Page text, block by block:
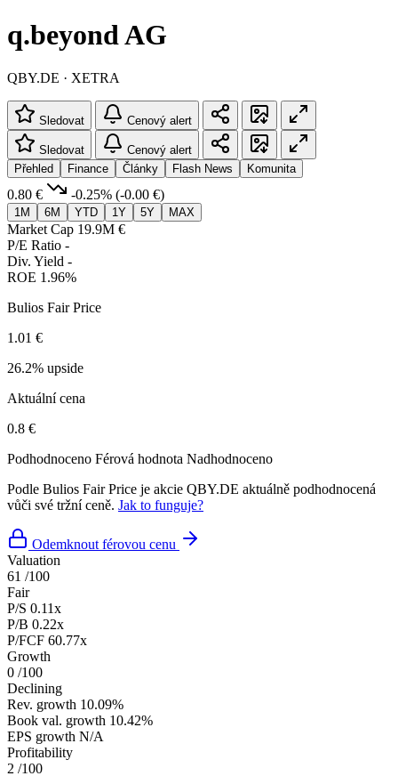
q.beyond AG
QBY.DE · XETRA
Sledovat Cenový alert
Sledovat
Cenový alert
Přehled
Finance Články Flash News Komunita
0.80 € -0.25% (-0.00 €)
1M 6M YTD 1Y 5Y MAX
Market Cap 19.9M €
P/E Ratio -
Div. Yield -
ROE 1.96%
Bulios Fair Price
1.01 €
26.2% upside
Aktuální cena
0.8 €
Podhodnoceno Férová hodnota Nadhodnoceno
Podle Bulios Fair Price je akcie QBY.DE aktuálně podhodnocená
vůči své tržní ceně. Jak to funguje?
Odemknout férovou cenu
Valuation
61 /100
Fair
P/S 0.11x
P/B 0.22x
P/FCF 60.77x
Growth
0 /100
Declining
Rev. growth 10.09%
Book val. growth 10.42%
EPS growth N/A
Profitability
2 /100